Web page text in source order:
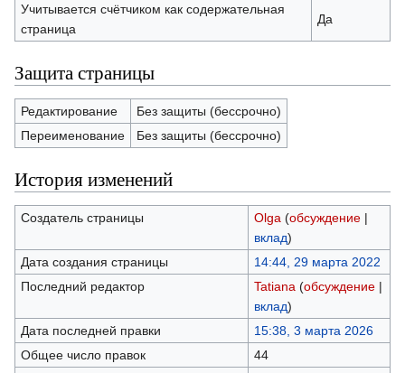
Учитывается счётчиком как содержательная
страница
Да
Защита страницы
Редактирование
Без защиты (бессрочно)
Переименование
Без защиты (бессрочно)
История изменений
Создатель страницы Olga (обсуждение|
вклад)
Дата создания страницы
14:44, 29 марта 2022
Последний редактор
Tatiana (обсуждение|
вклад)
Дата последней правки
15:38, 3 марта 2026
Общее число правок
44